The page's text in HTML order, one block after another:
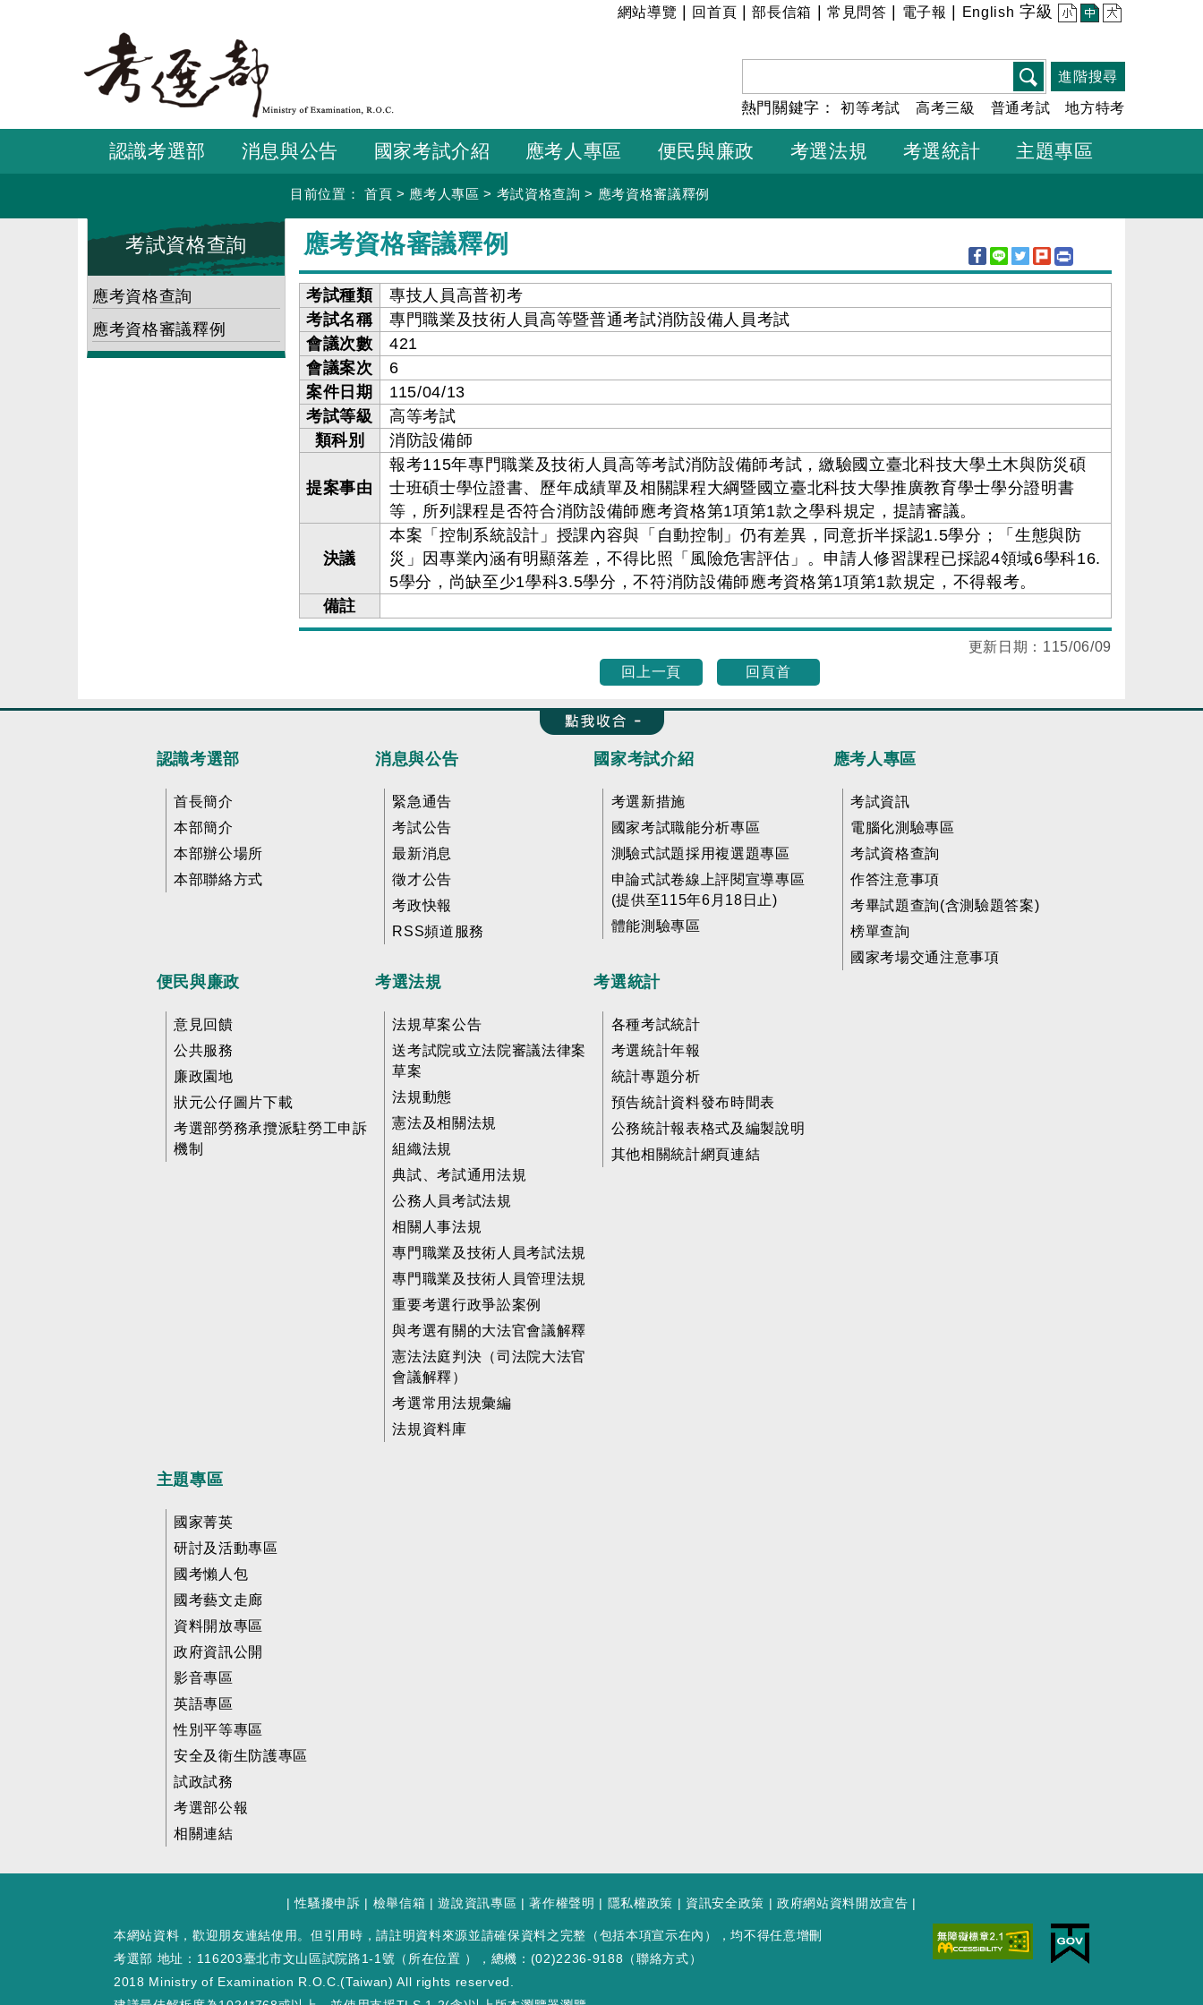
要
容
:::
網站導覽 回首頁 |部長信箱 常見問答 電子報 English 字級 小 中 大
進階搜尋
熱門關鍵字：初等考試 高考三級 普通考試 地方特考
認識考選部 消息與公告 國家考試介紹 應考人專區 便民與廉政 考選法規 考選統計 主題專區
目前位置： 首頁 > 應考人專區 > 考試資格查詢 > 應考資格審議釋例
考試資格查詢
應考資格查詢
應考資格審議釋例
:::
應考資格審議釋例
考試種類
專技人員高普初考
考試名稱
專門職業及技術人員高等暨普通考試消防設備人員考試
會議次數
421
會議案次
6
案件日期
115/04/13
考試等級
高等考試
類科別
消防設備師
提案事由
報考115年專門職業及技術人員高等考試消防設備師考試，繳驗國立臺北科技大學土木與防災碩
士班碩士學位證書、歷年成績單及相關課程大綱暨國立臺北科技大學推廣教育學士學分證明書
等，所列課程是否符合消防設備師應考資格第1項第1款之學科規定，提請審議。
決議
本案「控制系統設計」授課內容與「自動控制」仍有差異，同意折半採認1.5學分；「生態與防
災」因專業內涵有明顯落差，不得比照「風險危害評估」。申請人修習課程已採認4領域6學科16.
5學分，尚缺至少1學科3.5學分，不符消防設備師應考資格第1項第1款規定，不得報考。
備註
更新日期： 115/06/09
回上一頁
回頁首
收合 FatFooter
認識考選部
首長簡介
本部簡介
本部辦公場所
本部聯絡方式
消息與公告
緊急通告
考試公告
最新消息
徵才公告
考政快報
RSS頻道服務
國家考試介紹
考選新措施
國家考試職能分析專區
測驗式試題採用複選題專區
申論式試卷線上評閱宣導專區
(提供至115年6月18日止)
體能測驗專區
應考人專區
考試資訊
電腦化測驗專區
考試資格查詢
作答注意事項
考畢試題查詢(含測驗題答案)
榜單查詢
國家考場交通注意事項
便民與廉政
意見回饋
公共服務
廉政園地
狀元公仔圖片下載
考選部勞務承攬派駐勞工申訴
機制
考選法規
法規草案公告
送考試院或立法院審議法律案
草案
法規動態
憲法及相關法規
組織法規
典試、考試通用法規
公務人員考試法規
相關人事法規
專門職業及技術人員考試法規
專門職業及技術人員管理法規
重要考選行政爭訟案例
與考選有關的大法官會議解釋
憲法法庭判決（司法院大法官
會議解釋）
考選常用法規彙編
法規資料庫
考選統計
各種考試統計
考選統計年報
統計專題分析
預告統計資料發布時間表
公務統計報表格式及編製說明
其他相關統計網頁連結
主題專區
國家菁英
研討及活動專區
國考懶人包
國考藝文走廊
資料開放專區
政府資訊公開
影音專區
英語專區
性別平等專區
安全及衛生防護專區
試政試務
考選部公報
相關連結
|性騷擾申訴 | 檢舉信箱 |遊說資訊專區 |著作權聲明 | 隱私權政策 | 資訊安全政策 |政府網站資料開放宣告 |
本網站資料，歡迎朋友連結使用。但引用時，請註明資料來源並請確保資料之完整（包括本項宣示在內），均不得任意增刪
考選部 地址：116203臺北市文山區試院路1-1號（ 所在位置 ），總機：(02)2236-9188（聯絡方式）
2018 Ministry of Examination R.O.C.(Taiwan) All rights reserved.